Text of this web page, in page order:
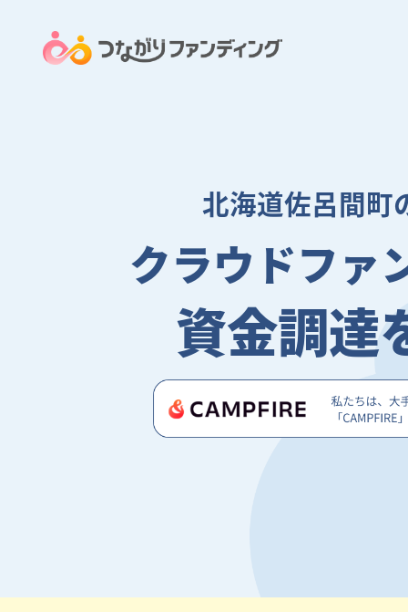
北海道佐呂間町
クラウドファ
資金調達